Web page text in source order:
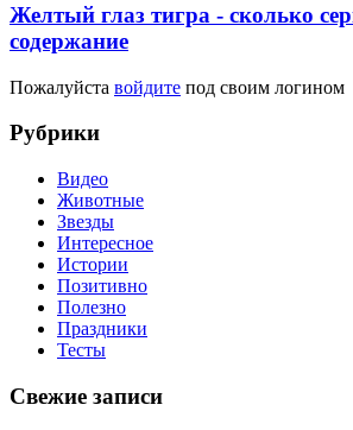
Желтый глаз тигра - сколько
содержание
Пожалуйста войдите под своим логином
Рубрики
Видео
Животные
Звезды
Интересное
Истории
Позитивно
Полезно
Праздники
Тесты
Свежие записи